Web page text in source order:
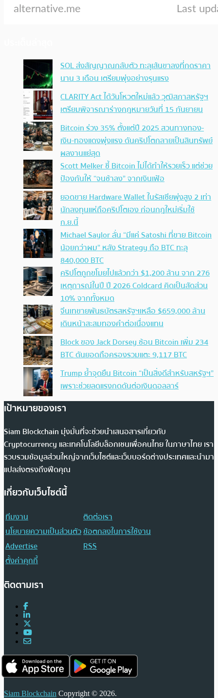
SOL ส่งสัญญาณกลับตัว ทะลุเส้นขาลงที่กดราคา
นาน 3 เดือน เตรียมพุ่งอย่างรุนแรง
CLARITY Act ได้วันโหวตใหม่แล้ว วุฒิสภาสหรัฐฯ
เตรียมพิจารณาร่างกฎหมายวันที่ 15 กันยายน
Bitcoin ร่วง 35% ตั้งแต่ปี 2025 สวนทางทอง-
เงิน-ทองแดงพุ่งแรง ดันคริปโตกลายเป็นสินทรัพย์
ผลงานแย่สุด
Scott Melker ชี้ Bitcoin ไม่ได้ทำให้รวยเร็ว แต่ช่วย
ป้องกันให้ “จนช้าลง” จากเงินเฟ้อ
ยอดขาย Hardware Wallet ในรัสเซียพุ่งสูง 2 เท่า
นักลงทุนแห่ถือคริปโตเอง ก่อนกฎใหม่เริ่มใช้
ก.ย.นี้
Michael Saylor ลั่น “มีแค่ Satoshi ที่ขาย Bitcoin
น้อยกว่าผม” หลัง Strategy ถือ BTC ทะลุ
840,000 BTC
คริปโตถูกขโมยไปแล้วกว่า $1,200 ล้าน จาก 276
เหตุการณ์ในปี ปี 2026 Coldcard คิดเป็นสัดส่วน
10% จากทั้งหมด
จีนเทขายพันธบัตรสหรัฐฯเหลือ $659,000 ล้าน
เดินหน้าสะสมทองคำต่อเนื่องแทน
Block ของ Jack Dorsey ช้อน Bitcoin เพิ่ม 234
BTC ดันยอดถือครองรวมแตะ 9,117 BTC
Trump ย้ำจุดยืน Bitcoin “เป็นสิ่งดีสำหรับสหรัฐฯ”
เพราะช่วยลดแรงกดดันต่อเงินดอลลาร์
เป้าหมายของเรา
Siam Blockchain มุ่งมั่นที่จะช่วยนำเสนอสารเกี่ยวกับ
Cryptocurrency และเทคโนโลยีบล็อกเชนเพื่อคนไทย ในภาษาไทย เรา
รวบรวมข้อมูลส่วนใหญ่จากเว็บไซต์และเว็บบอร์ดต่างประเทศและนำมา
แปลส่งตรงถึงฟีดคุณ
เกี่ยวกับเว็บไซต์นี้
ทีมงาน
ติดต่อเรา
นโยบายความเป็นส่วนตัวข้อตกลงในการใช้งาน
Advertise
RSS
ตั้งค่าคุกกี้
ติดตามเรา
Siam Blockchain Copyright © 2026.